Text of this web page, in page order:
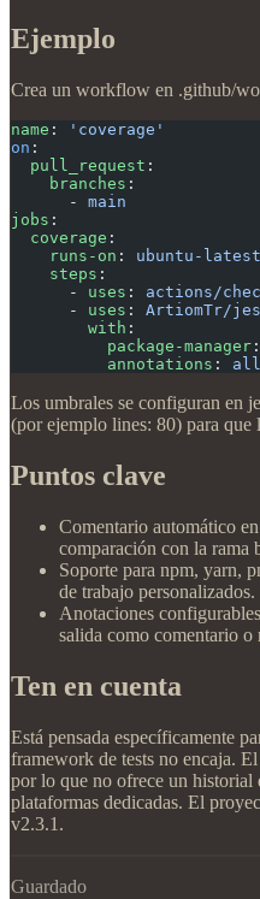
Ejemplo
Crea un workflow en .github/
name :
'coverage'
on :
  pull_request
:
    branches
:
      -
main
jobs :
  coverage
:
    runs-on
: ubuntu-latest
    steps
:
      -
uses : actions/
      -
uses : ArtiomTr/
        with
:
          package-manager
          annotations
: all
Los umbrales se configuran en
(por ejemplo lines: 80) para que
Puntos clave
Comentario automático
comparación con la rama
Soporte para npm, yarn,
de trabajo personalizados.
Anotaciones
salida como comentario
Ten en cuenta
Está pensada específicamente
framework de tests no encaja.
por lo que no ofrece un historial
plataformas dedicadas. El
v2.3.1.
Guardado